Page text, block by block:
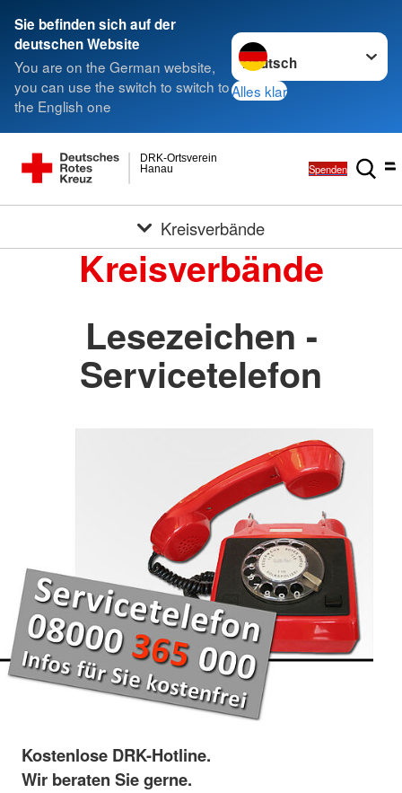
Sie befinden sich auf der
deutschen Website
You are on the German website,
you can use the switch to switch to
the English one
Sprache wechseln zu
Alles klar
Hanau
DRK-Ortsverein
Spenden
Kreisverbände
Kreisverbände
Lesezeichen -
Servicetelefon
Kostenlose DRK-Hotline.
Wir beraten Sie gerne.